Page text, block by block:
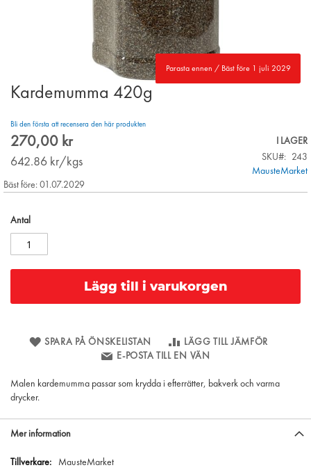
Parasta ennen / Bäst före 1 juli 2029
Skip
of
the
gallery
Kardemumma 420g
Bli den första att recensera den här produkten
270,00 kr
642.86 kr/kgs
I LAGER
SKU
243
MausteMarket
Bäst före: 01.07.2029
Antal
Lägg till i varukorgen
SPARA PÅ ÖNSKELISTAN
LÄGG TILL JÄMFÖR
E-POSTA TILL EN VÄN
Malen kardemumma passar som krydda i efterrätter, bakverk och varma
drycker.
Mer information
Mer
MausteMarket